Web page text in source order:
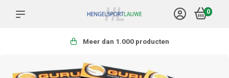
0
Meer dan 1.000 producten